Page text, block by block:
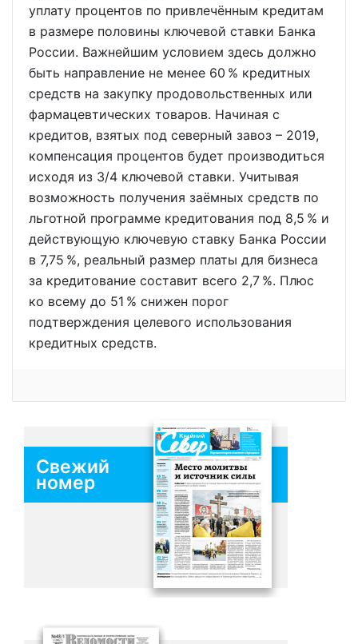
уплату процентов по привлечённым кредитам
в размере половины ключевой ставки Банка
России. Важнейшим условием здесь должно
быть направление не менее 60 % кредитных
средств на закупку продовольственных или
фармацевтических товаров. Начиная с
кредитов, взятых под северный завоз – 2019,
компенсация процентов будет производиться
исходя из 3/4 ключевой ставки. Учитывая
возможность получения заёмных средств по
льготной программе кредитования под 8,5 % и
действующую ключевую ставку Банка России
в 7,75 %, реальный размер платы для бизнеса
за кредитование составит всего 2,7 %. Плюс
ко всему до 51 % снижен порог
подтверждения целевого использования
кредитных средств.
Свежий
номер